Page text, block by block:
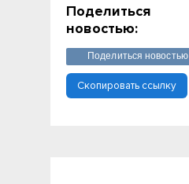
Поделиться
новостью:
Поделиться новостью
Скопировать ссылку